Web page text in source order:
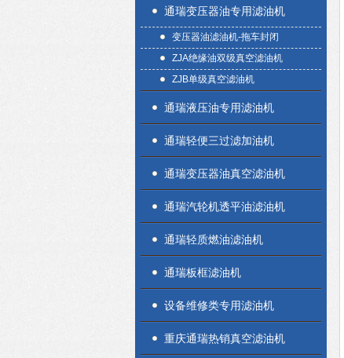
通瑞变压器油专用滤油机
变压器油滤油机-拖车封闭
ZJA绝缘油双级真空滤油机
ZJB单级真空滤油机
通瑞液压油专用滤油机
通瑞轻便三过滤加油机
通瑞变压器油真空滤油机
通瑞汽轮机透平油滤油机
通瑞轻质燃油滤油机
通瑞板框滤油机
设备维修类专用滤油机
重庆通瑞热销真空滤油机